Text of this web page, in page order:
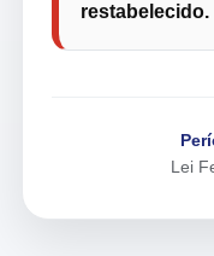
restabelecido.
Lei